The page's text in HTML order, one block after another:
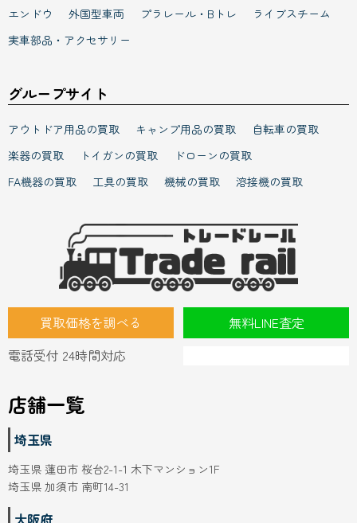
買取価格を調べる
無料LINE査定
電話受付 24時間対応
店舗一覧
埼玉県
埼玉県 蓮田市 桜台2-1-1 木下マンション1F
埼玉県 加須市 南町14-31
エンドウ
外国型車両 プラレール・Bトレ
ライブスチーム
実車部品・アクセサリー
グループサイト
アウトドア用品の買取 キャンプ用品の買取
自転車の買取
楽器の買取
トイガンの買取
ドローンの買取
FA機器の買取
工具の買取 機械の買取 溶接機の買取